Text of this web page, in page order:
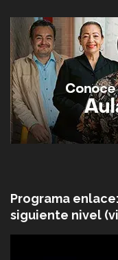
Programa
siguiente nivel